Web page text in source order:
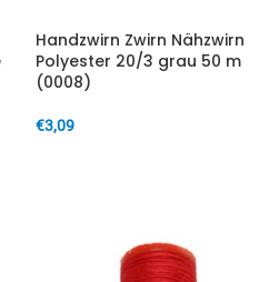
Handzwirn Zwirn Nähzwirn
Polyester 20/3 grau 50 m
(0008)
€3,09